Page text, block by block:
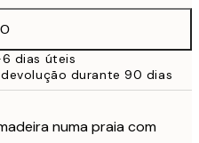
38 €
dias úteis
durante 90 dias
numa praia com